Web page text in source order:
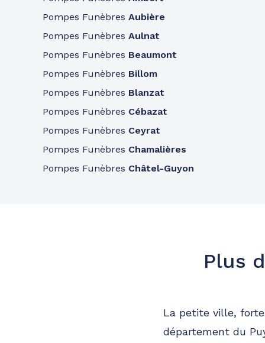
Pompes Funèbres Aubière
Pompes Funèbres Aulnat
Pompes Funèbres Beaumont
Pompes Funèbres Billom
Pompes Funèbres Blanzat
Pompes Funèbres Cébazat
Pompes Funèbres Ceyrat
Pompes Funèbres Chamalières
Pompes Funèbres Châtel-Guyon
Plus
La petite ville,
département du